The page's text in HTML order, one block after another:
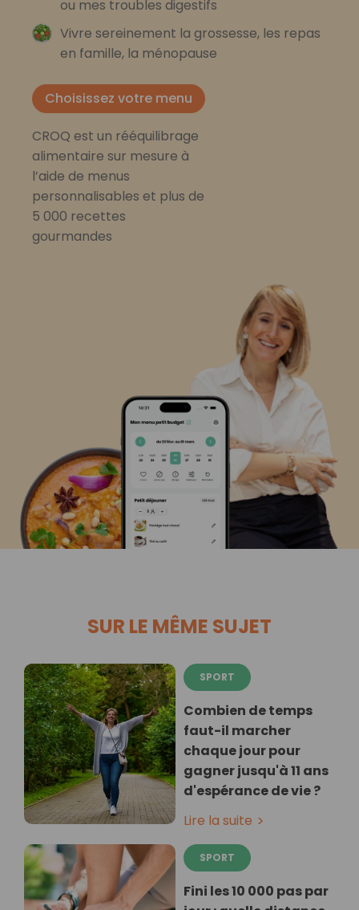
ou mes troubles digestifs
Vivre sereinement la grossesse, les repas
en famille, la ménopause
Choisissez votre menu
CROQ est un rééquilibrage
alimentaire sur mesure à
l’aide de menus
personnalisables et plus de
5 000 recettes
gourmandes
SUR LE MÊME SUJET
SPORT
Combien de temps
faut-il marcher
chaque jour pour
gagner jusqu'à 11 ans
d'espérance de vie ?
Lire la suite
SPORT
Fini les 10 000 pas par